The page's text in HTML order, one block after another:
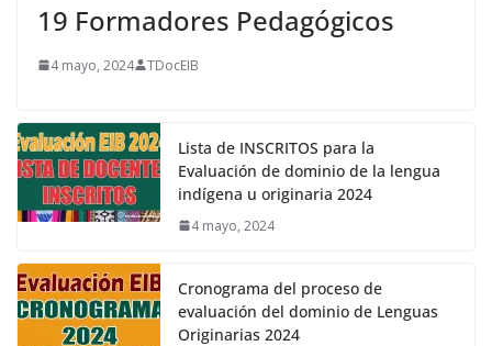
19 Formadores Pedagógicos
4 mayo, 2024 TDocEIB
Lista de INSCRITOS para la
Evaluación de dominio de la lengua
indígena u originaria 2024
4 mayo, 2024
Cronograma del proceso de
evaluación del dominio de Lenguas
Originarias 2024